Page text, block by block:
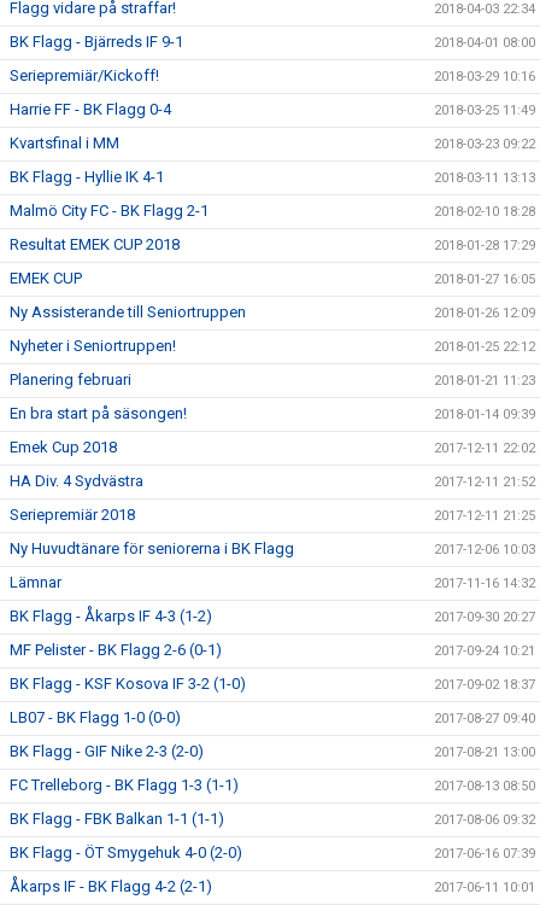
Flagg vidare på straffar! 2018-04-03 22:34
BK Flagg - Bjärreds IF 9-1 2018-04-01 08:00
Seriepremiär/Kickoff! 2018-03-29 10:16
Harrie FF - BK Flagg 0-4 2018-03-25 11:49
Kvartsfinal i MM 2018-03-23 09:22
BK Flagg - Hyllie IK 4-1 2018-03-11 13:13
Malmö City FC - BK Flagg 2-1 2018-02-10 18:28
Resultat EMEK CUP 2018 2018-01-28 17:29
EMEK CUP 2018-01-27 16:05
Ny Assisterande till Seniortruppen 2018-01-26 12:09
Nyheter i Seniortruppen! 2018-01-25 22:12
Planering februari 2018-01-21 11:23
En bra start på säsongen! 2018-01-14 09:39
Emek Cup 2018 2017-12-11 22:02
HA Div. 4 Sydvästra 2017-12-11 21:52
Seriepremiär 2018 2017-12-11 21:25
Ny Huvudtänare för seniorerna i BK Flagg 2017-12-06 10:03
Lämnar 2017-11-16 14:32
BK Flagg - Åkarps IF 4-3 (1-2) 2017-09-30 20:27
MF Pelister - BK Flagg 2-6 (0-1) 2017-09-24 10:21
BK Flagg - KSF Kosova IF 3-2 (1-0) 2017-09-02 18:37
LB07 - BK Flagg 1-0 (0-0) 2017-08-27 09:40
BK Flagg - GIF Nike 2-3 (2-0) 2017-08-21 13:00
FC Trelleborg - BK Flagg 1-3 (1-1) 2017-08-13 08:50
BK Flagg - FBK Balkan 1-1 (1-1) 2017-08-06 09:32
BK Flagg - ÖT Smygehuk 4-0 (2-0) 2017-06-16 07:39
Åkarps IF - BK Flagg 4-2 (2-1) 2017-06-11 10:01